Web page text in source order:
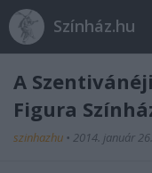
Színház.hu
A
Figura
szinhazhu • 2014. január 26.